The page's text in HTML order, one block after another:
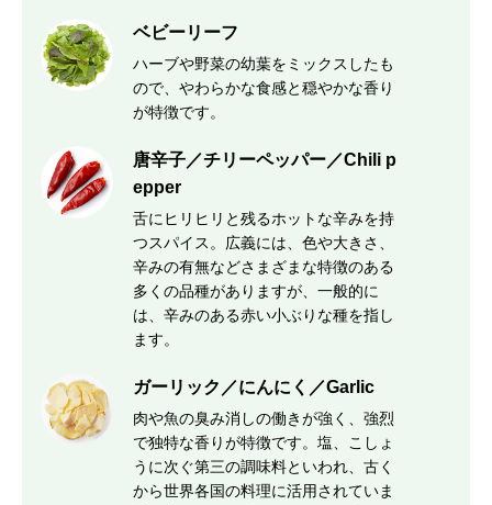
ベビーリーフ
ハーブや野菜の幼葉をミックスしたも
ので、やわらかな食感と穏やかな香り
が特徴です。
唐辛子／チリーペッパー／Chili p
epper
舌にヒリヒリと残るホットな辛みを持
つスパイス。広義には、色や大きさ、
辛みの有無などさまざまな特徴のある
多くの品種がありますが、一般的に
は、辛みのある赤い小ぶりな種を指し
ます。
ガーリック／にんにく／Garlic
肉や魚の臭み消しの働きが強く、強烈
で独特な香りが特徴です。塩、こしょ
うに次ぐ第三の調味料といわれ、古く
から世界各国の料理に活用されていま